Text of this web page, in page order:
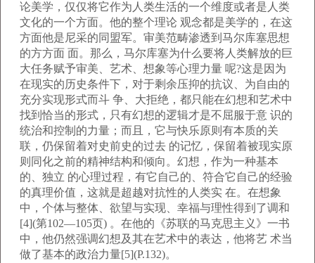
论美学，仅仅将它作为人类生活的一个维度或者是人类
文化的一个方面。他的整个理论 观念都是美学的，在这
方面他是尼采的同盟军。审美范畴渗透到马尔库塞思想
的方方面 面。那么，马尔库塞为什么要将人类解放的巨
大任务赋予审美、艺术、想象等心理力量 呢?这是因为
在现实的历史条件下，对于剩余压抑的抗议、为自由的
充分实现形式而斗 争、大拒绝，都只能在幻想和艺术中
找到恰当的形式，只有幻想的逻辑才是不屈服于意 识的
统治和控制的力量；而且，它与快乐原则有本质的关
联，仍保留着对史前史的过去 的记忆，保留着被现实原
则同化之前的精神结构和倾向。幻想，作为一种基本
的、独立 的心理过程，有它自己的、符合它自己的经验
的真理价值，这就是超越对抗性的人类实 在。在想象
中，个体与整体、欲望与实现、幸福与理性得到了调和
[4](第102—105页) 。在他的《苏联的马克思主义》一书
中，他仍然强调幻想及其在艺术中的表达，他将艺 术当
做了基本的政治力量[5](P.132)。